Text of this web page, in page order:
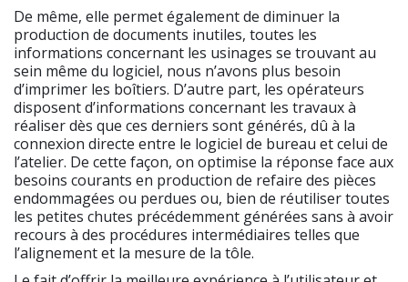
De même, elle permet également de diminuer la
production de documents inutiles, toutes les
informations concernant les usinages se trouvant au
sein même du logiciel, nous n’avons plus besoin
d’imprimer les boîtiers. D’autre part, les opérateurs
disposent d’informations concernant les travaux à
réaliser dès que ces derniers sont générés, dû à la
connexion directe entre le logiciel de bureau et celui de
l’atelier. De cette façon, on optimise la réponse face aux
besoins courants en production de refaire des pièces
endommagées ou perdues ou, bien de réutiliser toutes
les petites chutes précédemment générées sans à avoir
recours à des procédures intermédiaires telles que
l’alignement et la mesure de la tôle.